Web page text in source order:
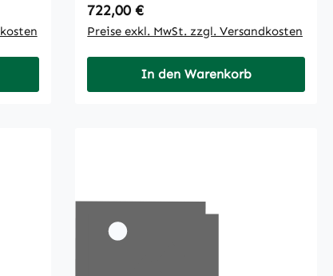
Regulärer Preis:
722,00 €
Preise exkl. MwSt. zzgl. Versandkosten
In den Warenkorb